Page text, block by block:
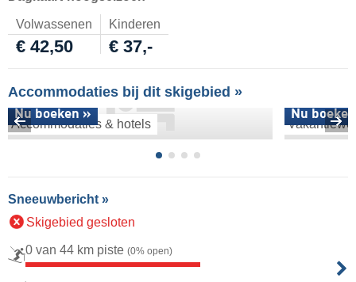
Volwassenen Kinderen
€ 42,50 € 37,-
Accommodaties bij dit skigebied »
Accommodaties & hotels
Nu boeken » Nu
Sneeuwbericht »
Skigebied gesloten
0 van 44 km piste (0% open)